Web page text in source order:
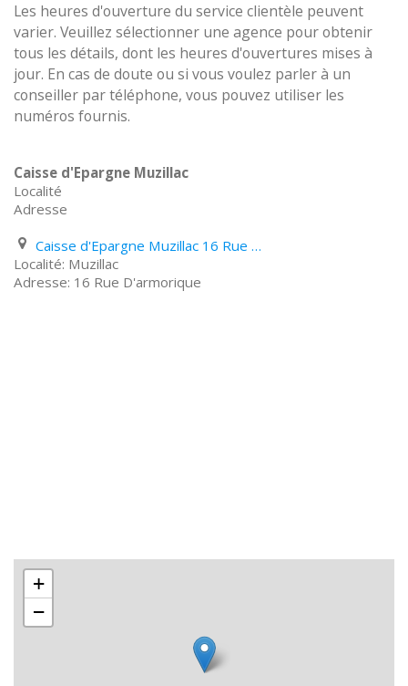
Les heures d'ouverture du service clientèle peuvent
varier. Veuillez sélectionner une agence pour obtenir
tous les détails, dont les heures d'ouvertures mises à
jour. En cas de doute ou si vous voulez parler à un
conseiller par téléphone, vous pouvez utiliser les
numéros fournis.
Caisse d'Epargne Muzillac
Localité
Adresse
Caisse d'Epargne Muzillac 16 Rue D'armorique
Muzillac
16 Rue D'armorique
+
−